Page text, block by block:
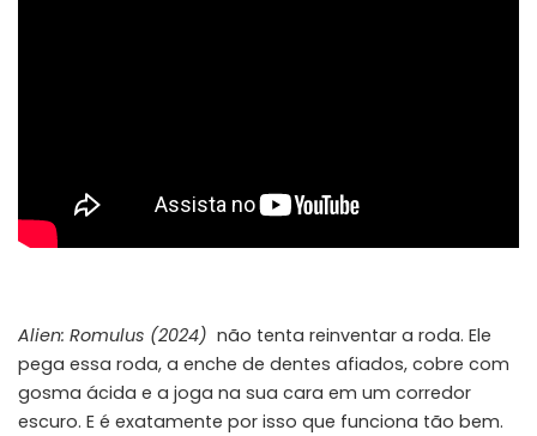
Alien: Romulus (2024) não tenta reinventar a roda. Ele
pega essa roda, a enche de dentes afiados, cobre com
gosma ácida e a joga na sua cara em um corredor
escuro. E é exatamente por isso que funciona tão bem.